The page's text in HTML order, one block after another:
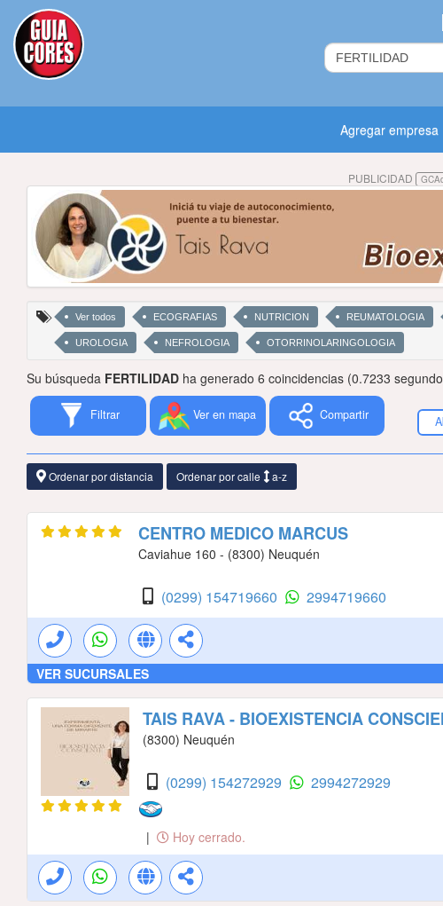
Agregar empresa
PUBLICIDAD
Ver todos ECOGRAFIAS NUTRICION REUMATOLOGIA
UROLOGIA NEFROLOGIA OTORRINOLARINGOLOGIA
Su búsqueda FERTILIDAD ha generado 6 coincidencias (0.7233
Filtrar Ver en mapa Compartir
Ordenar por distancia Ordenar por calle a-z
CENTRO MEDICO MARCUS
Caviahue 160 - (8300) Neuquén
(0299) 154719660 2994719660
VER SUCURSALES
TAIS RAVA - BIOEXISTENCIA
(8300) Neuquén
(0299) 154272929 2994272929
| Hoy cerrado.